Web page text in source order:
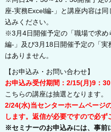
座-実務Excel編-」と講座内容は
込みください。
※3月4日開催予定の「職場で求め
編-」及び3月18日開催予定の「
はありません。
【お申込み・お問い合わせ】
お申込み受付期間：2/15(月)9：30
こちらの講座は抽選となります。
2/24(水)当センターホームページ
します。返信が必要ですので必ず
※セミナーのお申込みには、事前